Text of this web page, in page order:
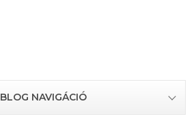
BLOG NAVIGÁCIÓ